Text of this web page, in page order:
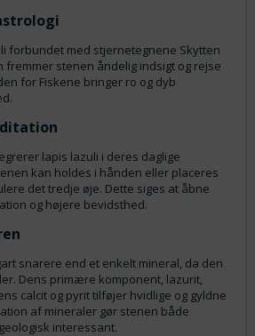
forbundet med stjernetegnene Skytten
fremmer stenen åndelig indsigt og rejse
for Fiskene bringer ro og dyb
lapis lazuli i deres daglige
kan holdes i hånden eller placeres
det tredje øje. Dette siges at åbne
og højere bevidsthed.
snarere end et enkelt mineral, da den
Dens primære komponent, lazurit,
calcit og pyrit tilføjer hvidlige og gyldne
af mineraler gør stenen både
interessant.